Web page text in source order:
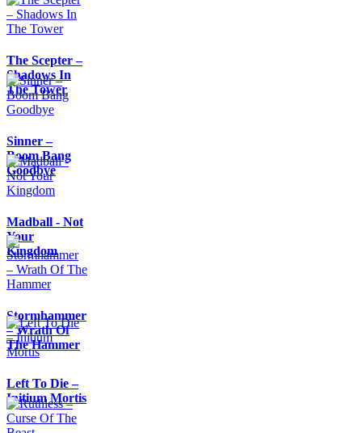
The Scepter –
Shadows In
The Tower
Sinner –
Boom Bang
Goodbye
Madball - Not
Your
Kingdom
Stormhammer
– Wrath Of
The Hammer
Left To Die –
Initium Mortis